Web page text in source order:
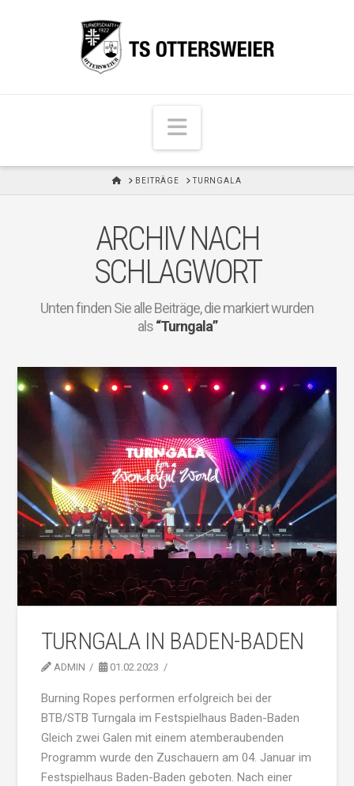
N
a
v
i
a
t
i
o
n
BEITRÄGE TURNGALA
ARCHIV NACH
SCHLAGWORT
Unten finden Sie alle Beiträge, die markiert wurden
als“Turngala”
TURNGALA IN BADEN-BADEN
ADMIN 01.02.2023
Burning Ropes performen erfolgreich bei der
BTB/STB Turngala im Festspielhaus Baden-Baden
Gleich zwei Galen mit einem atemberaubenden
Programm wurde den Zuschauern am 04. Januar im
Festspielhaus Baden-Baden geboten. Nach einer